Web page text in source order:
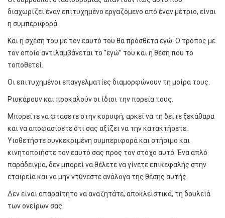
διαχωρίζει έναν επιτυχημένο εργαζόμενο από έναν μέτριο, είναι
η συμπεριφορά.
Και η σχέση του με τον εαυτό του θα πρόσθετα εγώ. Ο τρόπος με
τον οποίο αντιλαμβάνεται το ‘’εγώ’’ του και η θέση που το
τοποθετεί.
Οι επιτυχημένοι επαγγελματίες διαμορφώνουν τη μοίρα τους.
Ρισκάρουν και προκαλούν οι ίδιοι την πορεία τους.
Μπορείτε να φτάσετε στην κορυφή, αρκεί να τη δείτε ξεκάθαρα
και να αποφασίσετε ότι σας αξίζει να την κατακτήσετε.
Υιοθετήστε συγκεκριμένη συμπεριφορά και στήσιμο και
κινητοποιήστε τον εαυτό σας προς τον στόχο αυτό. Ένα απλό
παράδειγμα, δεν μπορεί να θέλετε να γίνετε επικεφαλής στην
εταιρεία και να μην ντύνεστε ανάλογα της θέσης αυτής.
Δεν είναι απαραίτητο να αναζητάτε, αποκλειστικά, τη δουλειά
των ονείρων σας.